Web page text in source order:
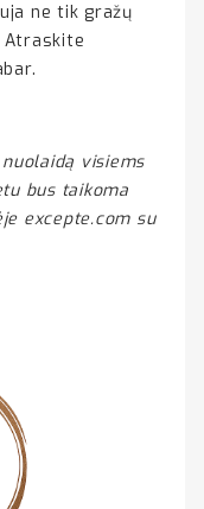
ne tik gražų
Atraskite
visiems
bus taikoma
excepte.com su